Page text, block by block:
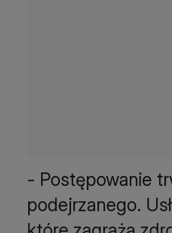
- Postępowanie
podejrzanego.